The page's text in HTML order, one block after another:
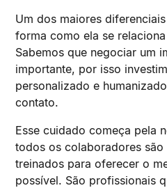
Um dos maiores
forma como ela se
Sabemos que negociar um
importante, por isso
personalizado e
contato.
Esse cuidado começa pela
todos os colaboradores são
treinados para oferecer o
possível. São profissionais